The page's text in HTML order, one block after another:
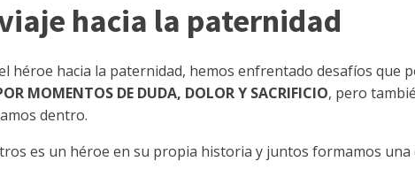
hacia la paternidad
héroe hacia la paternidad, hemos enfrentado desafíos que
MOMENTOS DE DUDA, DOLOR Y SACRIFICIO, pero
dentro.
es un héroe en su propia historia y juntos formamos una